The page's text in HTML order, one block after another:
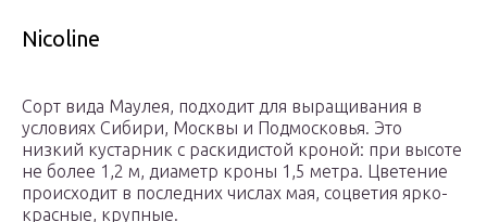
Nicoline
Сорт вида Маулея, подходит для выращивания в
условиях Сибири, Москвы и Подмосковья. Это
низкий кустарник с раскидистой кроной: при высоте
не более 1,2 м, диаметр кроны 1,5 метра. Цветение
происходит в последних числах мая, соцветия ярко-
красные, крупные.